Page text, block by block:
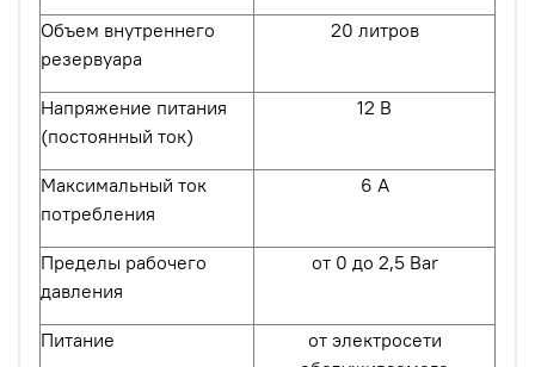
Объем внутреннего
резервуара
20 литров
Напряжение питания
(постоянный ток)
12 В
Максимальный ток
потребления
6 А
Пределы рабочего
давления
от 0 до 2,5 Bar
Питание
от электросети